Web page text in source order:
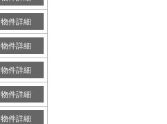
物件詳細
物件詳細
物件詳細
物件詳細
物件詳細